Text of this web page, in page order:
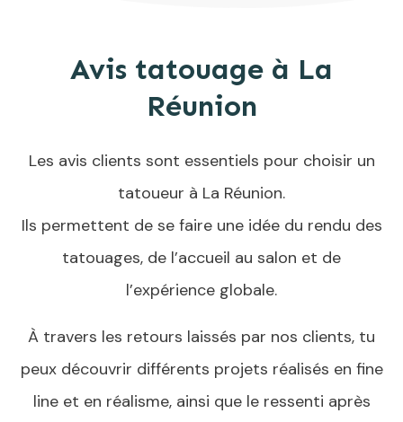
Avis tatouage à La
Réunion
Les avis clients sont essentiels pour choisir un
tatoueur à La Réunion.
Ils permettent de se faire une idée du rendu des
tatouages, de l’accueil au salon et de
l’expérience globale.
À travers les retours laissés par nos clients, tu
peux découvrir différents projets réalisés en fine
line et en réalisme, ainsi que le ressenti après